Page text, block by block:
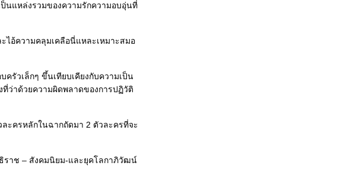
นแหล่งรวมของความรักความอบอุ่นที่
ไอ้ความคลุมเคลือนี่แหละเหมาะสมอ
ครัวเล็กๆ ขึ้นเทียบเคียงกับความเป็น
ที่ว่าด้วยความผิดพลาดของการปฏิวัติ
ละครหลักในฉากถัดมา 2 ตัวละครที่จะ
ราช – สังคมนิยม-และยุคโลกาภิวัฒน์